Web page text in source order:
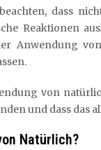
dass
Reaktionen
Anwendung
von
und dass das
Natürlich?